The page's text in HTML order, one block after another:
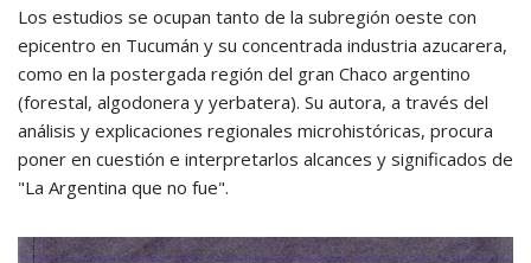
Los estudios se ocupan tanto de la subregión oeste con
epicentro en Tucumán y su concentrada industria azucarera,
como en la postergada región del gran Chaco argentino
(forestal, algodonera y yerbatera). Su autora, a través del
análisis y explicaciones regionales microhistóricas, procura
poner en cuestión e interpretarlos alcances y significados de
"La Argentina que no fue".